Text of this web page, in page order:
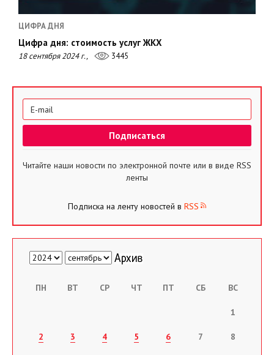
ЦИФРА ДНЯ
Цифра дня: стоимость услуг ЖКХ
18 сентября 2024 г., 3445
Читайте наши новости по электронной почте или в виде RSS
ленты
Подписка на ленту новостей в RSS
ПН ВТ СР ЧТ ПТ СБ ВС
1
2 3 4 5 6 7 8